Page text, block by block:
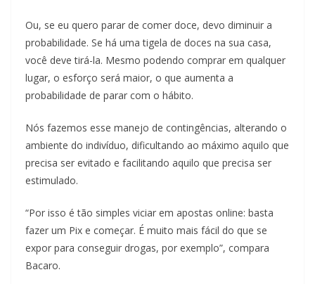
Ou, se eu quero parar de comer doce, devo diminuir a
probabilidade. Se há uma tigela de doces na sua casa,
você deve tirá-la. Mesmo podendo comprar em qualquer
lugar, o esforço será maior, o que aumenta a
probabilidade de parar com o hábito.
Nós fazemos esse manejo de contingências, alterando o
ambiente do indivíduo, dificultando ao máximo aquilo que
precisa ser evitado e facilitando aquilo que precisa ser
estimulado.
“Por isso é tão simples viciar em apostas online: basta
fazer um Pix e começar. É muito mais fácil do que se
expor para conseguir drogas, por exemplo”, compara
Bacaro.